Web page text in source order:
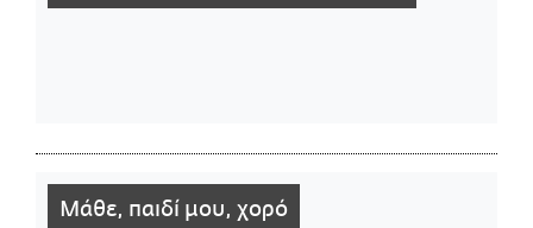
Μάθε, παιδί μου, χορό